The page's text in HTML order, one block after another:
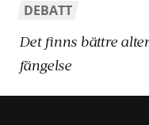
DEBATT
Det finns bättre
fängelse